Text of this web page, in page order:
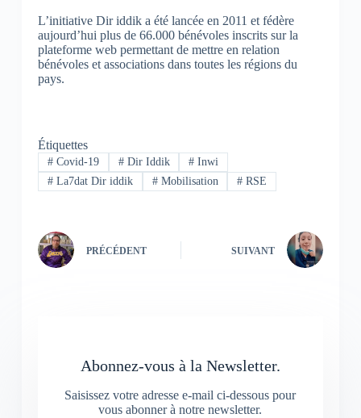
L’initiative Dir iddik a été lancée en 2011 et fédère
aujourd’hui plus de 66.000 bénévoles inscrits sur la
plateforme web permettant de mettre en relation
bénévoles et associations dans toutes les régions du
pays.
Étiquettes
#Covid-19 #Dir Iddik # Inwi
#La7dat Dir iddik #Mobilisation # RSE
PRÉCÉDENT SUIVANT
Abonnez-vous à la Newsletter.
Saisissez votre adresse e-mail ci-dessous pour
vous abonner à notre newsletter.